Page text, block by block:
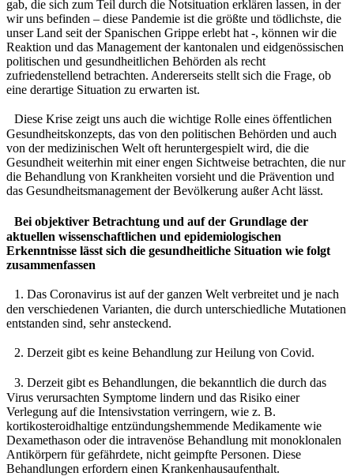
gab, die sich zum Teil durch die Notsituation erklären lassen, in der
wir uns befinden – diese Pandemie ist die größte und tödlichste, die
unser Land seit der Spanischen Grippe erlebt hat -, können wir die
Reaktion und das Management der kantonalen und eidgenössischen
politischen und gesundheitlichen Behörden als recht
zufriedenstellend betrachten. Andererseits stellt sich die Frage, ob
eine derartige Situation zu erwarten ist.
Diese Krise zeigt uns auch die wichtige Rolle eines öffentlichen
Gesundheitskonzepts, das von den politischen Behörden und auch
von der medizinischen Welt oft heruntergespielt wird, die die
Gesundheit weiterhin mit einer engen Sichtweise betrachten, die nur
die Behandlung von Krankheiten vorsieht und die Prävention und
das Gesundheitsmanagement der Bevölkerung außer Acht lässt.
Bei objektiver Betrachtung und auf der Grundlage der
aktuellen wissenschaftlichen und epidemiologischen
Erkenntnisse lässt sich die gesundheitliche Situation wie folgt
zusammenfassen
1. Das Coronavirus ist auf der ganzen Welt verbreitet und je nach
den verschiedenen Varianten, die durch unterschiedliche Mutationen
entstanden sind, sehr ansteckend.
2. Derzeit gibt es keine Behandlung zur Heilung von Covid.
3. Derzeit gibt es Behandlungen, die bekanntlich die durch das
Virus verursachten Symptome lindern und das Risiko einer
Verlegung auf die Intensivstation verringern, wie z. B.
kortikosteroidhaltige entzündungshemmende Medikamente wie
Dexamethason oder die intravenöse Behandlung mit monoklonalen
Antikörpern für gefährdete, nicht geimpfte Personen. Diese
Behandlungen erfordern einen Krankenhausaufenthalt.